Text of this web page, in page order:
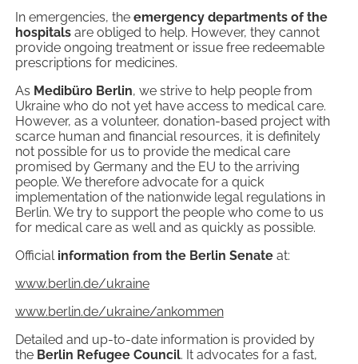
In emergencies, the emergency departments of the
hospitalsare obliged to help. However, they cannot
provide ongoing treatment or issue free redeemable
prescriptions for medicines.
As Medibüro Berlin, we strive to help people from
Ukraine who do not yet have access to medical care.
However, as a volunteer, donation-based project with
scarce human and financial resources, it is definitely
not possible for us to provide the medical care
promised by Germany and the EU to the arriving
people. We therefore advocate for a quick
implementation of the nationwide legal regulations in
Berlin. We try to support the people who come to us
for medical care as well and as quickly as possible.
Official information from the Berlin Senateat:
www.berlin.de/ukraine
www.berlin.de/ukraine/ankommen
Detailed and up-to-date information is provided by
the Berlin Refugee Council. It advocates for a fast,